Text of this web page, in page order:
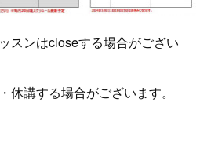
スンはcloseする場合がござい
休講する場合がございます。